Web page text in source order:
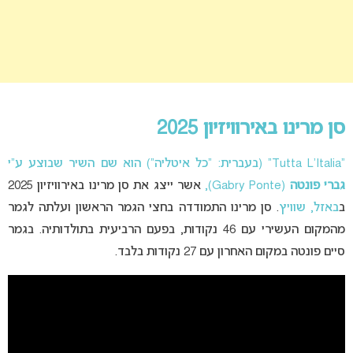
סן מרינו באירוויזיון 2025
“Tutta L’Italia” (בעברית: “כל איטליה”) הוא שם השיר שבוצע ע”י
גברי פונטה (Gabry Ponte),
אשר ייצג את סן מרינו באירוויזיון 2025
בבאזל, שוויץ. סן מרינו התמודדה בחצי הגמר הראשון ועלתה לגמר
מהמקום העשירי עם 46 נקודות, בפעם הרביעית בתולדותיה. בגמר
סיים פונטה במקום האחרון עם 27 נקודות בלבד.